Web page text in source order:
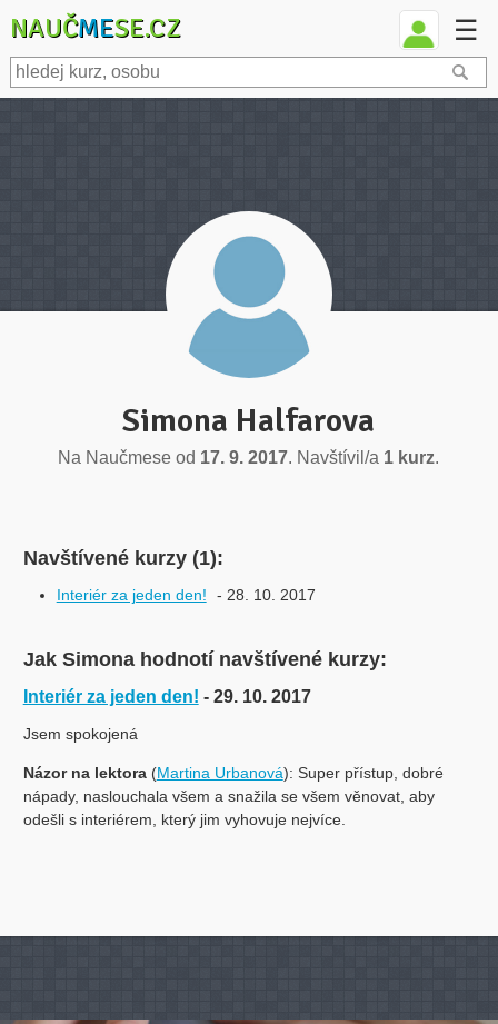
NAUČMESE.CZ ☰
Simona Halfarova
Na Naučmese od 17. 9. 2017. Navštívil/a 1 kurz.
Navštívené kurzy (1):
Interiér za jeden den! - 28. 10. 2017
Jak Simona hodnotí navštívené kurzy:
Interiér za jeden den! - 29. 10. 2017
Jsem spokojená
Názor na lektora(Martina Urbanová): Super přístup, dobré
nápady, naslouchala všem a snažila se všem věnovat, aby
odešli s interiérem, který jim vyhovuje nejvíce.